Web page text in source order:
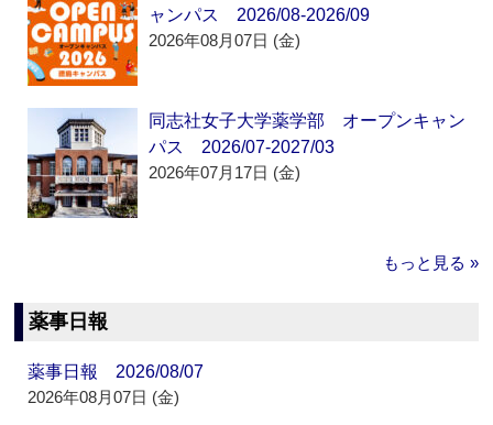
ャンパス 2026/08-2026/09
2026年08月07日 (金)
同志社女子大学薬学部 オープンキャン
パス 2026/07-2027/03
2026年07月17日 (金)
もっと見る »
薬事日報
薬事日報 2026/08/07
2026年08月07日 (金)